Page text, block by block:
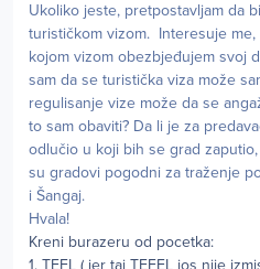
Ukoliko jeste, pretpostavljam da
turističkom vizom. Interesuje me,
kojom vizom obezbjeđujem svoj
sam da se turistička viza može
regulisanje vize može da se
to sam obaviti? Da li je za
odlučio u koji bih se grad
su gradovi pogodni za traženje
i Šangaj.
Hvala!
Kreni burazeru od pocetka: